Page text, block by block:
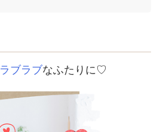
ラブラブなふたりに♡